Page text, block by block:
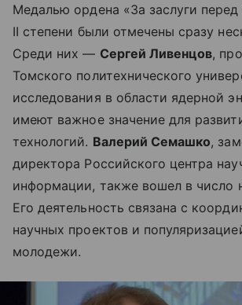
Медалью ордена «За заслуги
II степени были отмечены сразу
Среди них — Сергей Ливенцов,
Томского политехнического
исследования в области ядерной
имеют важное значение для
технологий. Валерий Семашко,
директора Российского центра
информации, также вошел в число
Его деятельность связана с
научных проектов и
молодежи.